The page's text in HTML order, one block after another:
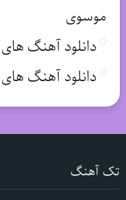
موسوی
دانلود آهنگ
دانلود آهنگ
تک آهنگ